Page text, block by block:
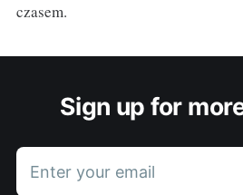
czasem.
Sign up for
Enter your email